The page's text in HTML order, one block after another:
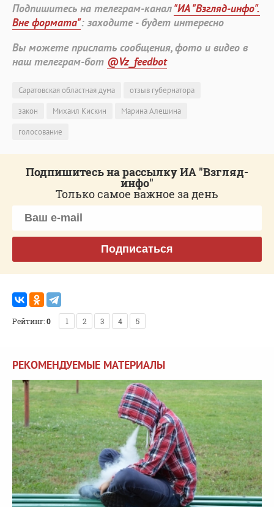
Подпишитесь на телеграм-канал"ИА "Взгляд-инфо".
Вне формата": заходите - будет интересно
Вы можете прислать сообщения, фото и видео в
наш телеграм-бот @Vz_feedbot
Саратовская областная дума
отзыв губернатора
закон
Михаил Кискин
Марина Алешина
голосование
Подпишитесь на рассылку ИА "Взгляд-
инфо"
Только самое важное за день
Подписаться
Рейтинг:0 1 2 3 4 5
РЕКОМЕНДУЕМЫЕ МАТЕРИАЛЫ